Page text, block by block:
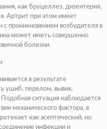
как бруцеллез, дизентерия,
Артрит при этом имеет
с проникновением возбудителя в
может иметь совершенно
болезни.
в результате
ушиб, перелом, вывих,
ситуация наблюдается
механического фактора, в
как асептический, но
инфекции и